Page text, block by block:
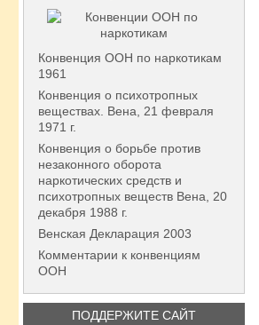
Конвенция ООН по наркотикам
1961
Конвенция о психотропных
веществах. Вена, 21 февраля
1971 г.
Конвенция о борьбе против
незаконного оборота
наркотических средств и
психотропных веществ Вена, 20
декабря 1988 г.
Венская Декларация 2003
Комментарии к конвенциям
ООН
ПОДДЕРЖИТЕ САЙТ